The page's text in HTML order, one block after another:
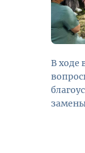
В ходе